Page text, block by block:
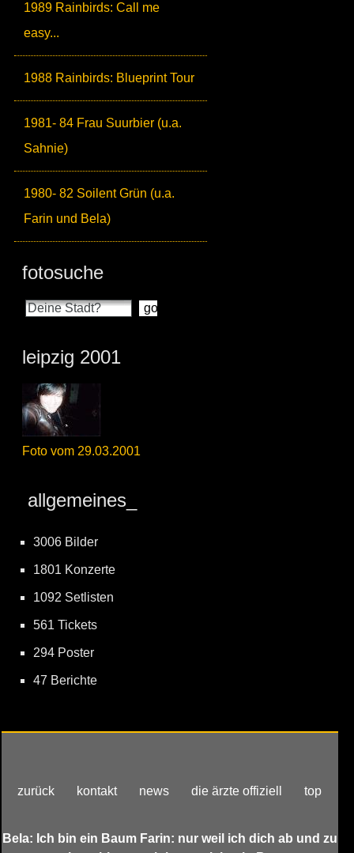
1989 Rainbirds: Call me
easy...
1988 Rainbirds: Blueprint Tour
1981- 84 Frau Suurbier (u.a.
Sahnie)
1980- 82 Soilent Grün (u.a.
Farin und Bela)
fotosuche
leipzig 2001
Foto vom 29.03.2001
allgemeines_
3006 Bilder
1801 Konzerte
1092 Setlisten
561 Tickets
294 Poster
47 Berichte
zurück kontakt news die ärzte offiziell top
Bela: Ich bin ein Baum Farin: nur weil ich dich ab und zu